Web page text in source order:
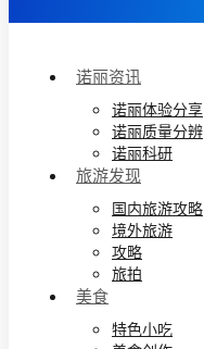
诺丽资讯
诺丽体验分享
诺丽质量分辨
诺丽科研
旅游发现
国内旅游攻略
境外旅游
攻略
旅拍
美食
特色小吃